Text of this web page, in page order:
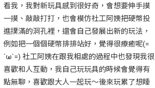
看我，我對新玩具感到很好奇，會想要伸手摸
一摸、敲敲打打，也會模仿社工阿姨把硬幣投
進撲滿的洞孔裡，還會自己發展出新的玩法，
例如把一個個硬幣排排站好，覺得很療癒呢(=
´ω`=) 社工阿姨在跟我相處的過程中也發現我很
喜歡和人互動，我自己玩玩具的時候會覺得有
點無聊，喜歡跟大人一起玩～後來玩累了想睡